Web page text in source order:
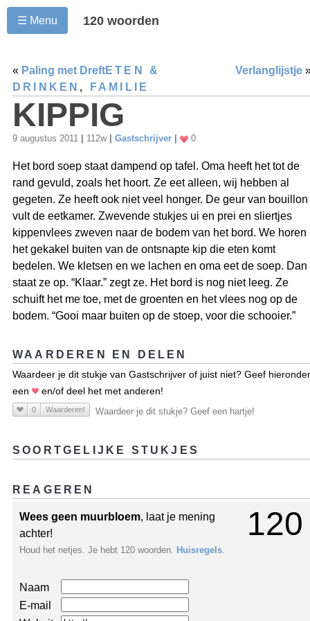
☰ Menu 120 woorden
« Paling met Dreft Verlanglijstje
ETEN &
DRINKEN , FAMILIE
KIPPIG
9 augustus 2011 112w Gastschrijver 0
Het bord soep staat dampend op tafel. Oma heeft het tot de
rand gevuld, zoals het hoort. Ze eet alleen, wij hebben al
gegeten. Ze heeft ook niet veel honger. De geur van bouillon
vult de eetkamer. Zwevende stukjes ui en prei en sliertjes
kippenvlees zweven naar de bodem van het bord. We horen
het gekakel buiten van de ontsnapte kip die eten komt
bedelen. We kletsen en we lachen en oma eet de soep. Dan
staat ze op. “Klaar.” zegt ze. Het bord is nog niet leeg. Ze
schuift het me toe, met de groenten en het vlees nog op de
bodem. “Gooi maar buiten op de stoep, voor die schooier.”
WAARDEREN EN DELEN
Waardeer je dit stukje van Gastschrijver of juist niet? Geef hieronder
een
en/of deel het met anderen!
0 Waarderen! Waardeer je dit stukje? Geef een hartje!
SOORTGELIJKE STUKJES
REAGEREN
120
Wees geen muurbloem, laat je mening
achter!
Houd het netjes. Je hebt 120 woorden. Huisregels
Naam
E-mail